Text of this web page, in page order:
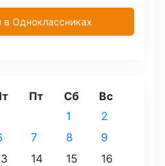
в Одноклассниках
Пт Сб Вс
1
2
7 8
9
14 15
16